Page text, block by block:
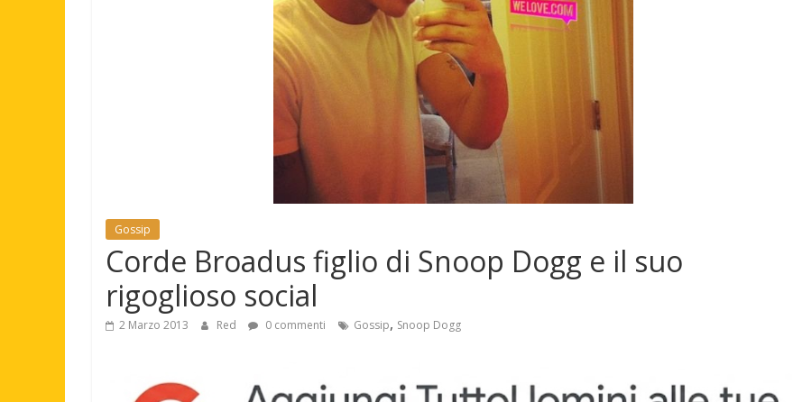
Gossip
Corde Broadus figlio di Snoop Dogg e il suo
rigoglioso social
2 Marzo 2013 Red 0 commenti Gossip, Snoop Dogg